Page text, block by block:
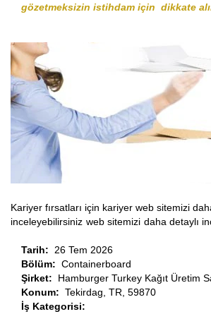
gözetmeksizin istihdam için dikkate
Kariyer fırsatları için kariyer web sitemizi
inceleyebilirsiniz web sitemizi daha detaylı
Tarih: 26 Tem 2026
Bölüm: Containerboard
Şirket: Hamburger Turkey Kağıt Üretim
Konum: Tekirdag, TR, 59870
İş Kategorisi: